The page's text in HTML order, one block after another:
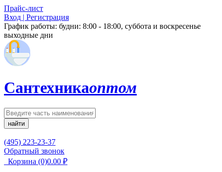
Прайс-лист
Вход | Регистрация
График работы: будни: 8:00 - 18:00, суббота и воскресенье
выходные дни
Сантехникаоптом
найти
(495) 223-23-37
Обратный звонок
Корзина (0)0.00 ₽